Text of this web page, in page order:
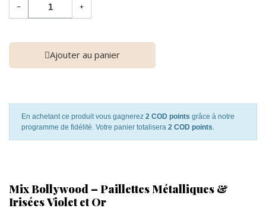
− +
Ajouter au panier
En achetant ce produit vous gagnerez 2 COD points grâce à notre
programme de fidélité. Votre panier totalisera 2 COD points.
Mix Bollywood – Paillettes Métalliques &
Irisées Violet et Or